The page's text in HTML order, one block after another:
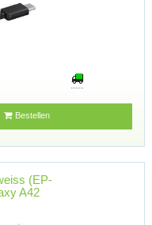
Bestellen
(EP-
A42